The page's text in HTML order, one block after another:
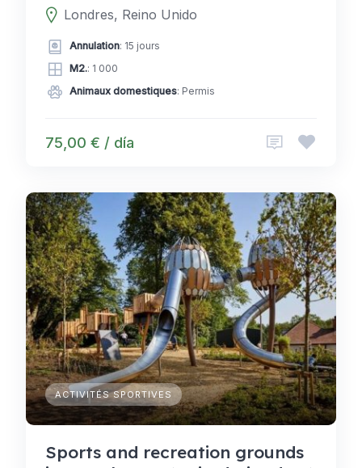
Londres, Reino Unido
Annulation: 15 jours
M2.: 1 000
Animaux domestiques: Permis
75,00 € / día
ACTIVITÉS SPORTIVES
Sports and recreation grounds